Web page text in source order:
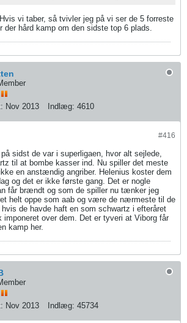
vi taber, så tvivler jeg på vi ser de 5 forreste
der hård kamp om den sidste top 6 plads.
Nov 2013 Indlæg: 4610
#416
sidst de var i superligaen, hvor alt sejlede,
til at bombe kasser ind. Nu spiller det meste
en anstændig angriber. Helenius koster dem
og det er ikke første gang. Det er nogle
får brændt og som de spiller nu tænker jeg
helt oppe som aab og være de nærmeste til de
de havde haft en som schwartz i efteråret
imponeret over dem. Det er tyveri at Viborg får
kamp her.
Nov 2013 Indlæg: 45734